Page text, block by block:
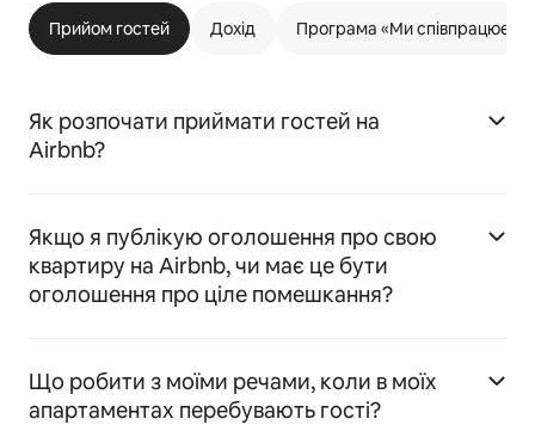
Прийом гостей Дохід Програма «Ми співпрацюємо
Як розпочати приймати гостей на
Airbnb?
Якщо я публікую оголошення про свою
квартиру на Airbnb, чи має це бути
оголошення про ціле помешкання?
Що робити з моїми речами, коли в моїх
апартаментах перебувають гості?